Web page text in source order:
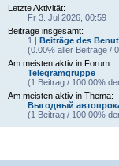
Letzte Aktivität:
Fr 3. Jul 2026, 00:59
Beiträge insgesamt:
1 | Beiträge des
(0.00% aller Beiträge /
Am meisten aktiv in Forum:
Telegramgruppe
(1 Beitrag / 100.00%
Am meisten aktiv in Thema:
Выгодный
(1 Beitrag / 100.00%